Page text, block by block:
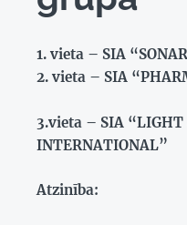
1. vieta – SIA
2. vieta – SIA
3.vieta – SIA “LIGHT
INTERNATIONAL”
Atzinība: